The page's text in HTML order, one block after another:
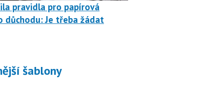
pravidla pro papírová
důchodu: Je třeba žádat
šablony